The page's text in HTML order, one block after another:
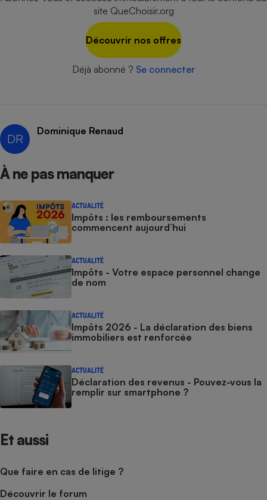
site QueChoisir.org
Découvrir nos offres
Déjà abonné ? Se connecter
DR
Dominique Renaud
À ne pas manquer
ACTUALITÉ
Impôts : les remboursements
commencent aujourd’hui
ACTUALITÉ
Impôts - Votre espace personnel change
de nom
ACTUALITÉ
Impôts 2026 - La déclaration des biens
immobiliers est renforcée
ACTUALITÉ
Déclaration des revenus - Pouvez-vous la
remplir sur smartphone ?
Et aussi
Que faire en cas de litige ?
Découvrir le forum
Cafetière à expressos